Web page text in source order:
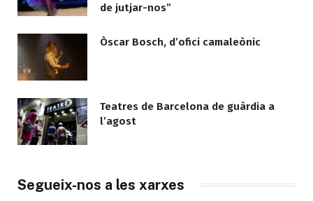
de jutjar-nos”
Òscar Bosch, d’ofici camaleònic
Teatres de Barcelona de guàrdia a
l’agost
Segueix-nos a les xarxes